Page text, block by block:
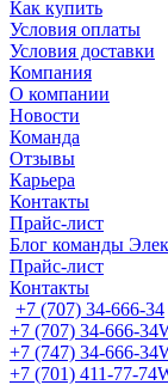
Как купить
Условия оплаты
Условия доставки
Компания
О компании
Новости
Команда
Отзывы
Карьера
Контакты
Прайс-лист
Блог команды
Прайс-лист
Контакты
+7 (707) 34-666-34
+7 (707) 34-666-34
+7 (747) 34-666-34
+7 (701) 411-77-74